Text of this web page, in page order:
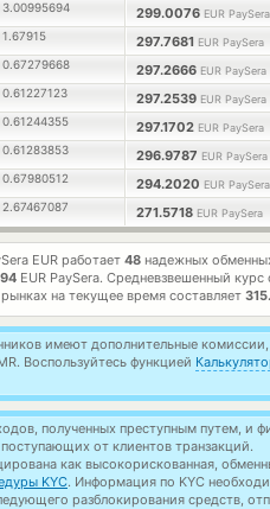
3.00995694 299.0076 EUR PaySera
1.67915 297.7681 EUR PaySera
0.67279668 297.2666 EUR PaySera
0.61227123 297.2539 EUR PaySera
0.61244355 297.1702 EUR PaySera
0.61283853 296.9787 EUR PaySera
0.67980512 294.2020 EUR PaySera
2.67467087 271.5718 EUR PaySera
EUR работает 48 надежных
EUR PaySera. Средневзвешенный курс
на текущее время составляет
имеют дополнительные
Воспользуйтесь функцией
полученных преступным путем, и
поступающих от клиентов транзакций.
как высокорискованная,
KYC. Информация по KYC
разблокирования средств,